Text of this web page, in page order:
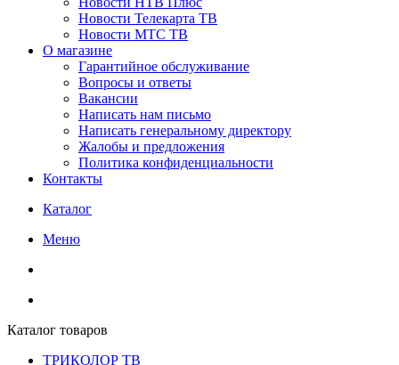
Новости Телекарта ТВ
Новости МТС ТВ
О магазине
Гарантийное обслуживание
Вопросы и ответы
Вакансии
Написать нам письмо
Написать генеральному директору
Жалобы и предложения
Политика конфиденциальности
Контакты
Каталог
Меню
Каталог товаров
ТРИКОЛОР ТВ